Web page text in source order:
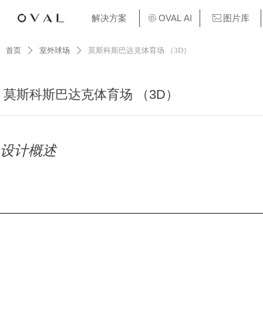
解决方案 ꁵ OVAL AI ꂈ 图片库
莫斯科斯巴达克体育场 （3D）
设计概述
首页 ꄲ 室外球场 ꄲ 莫斯科斯巴达克体育场 （3D）